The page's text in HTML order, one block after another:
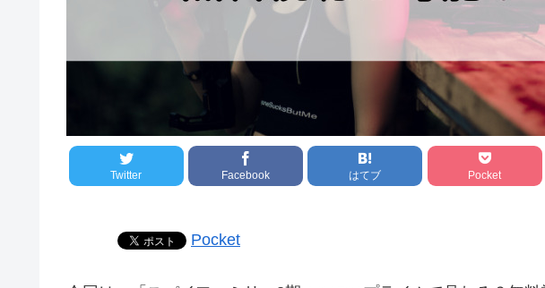
Twitter Facebook はてブ Pocket
Pocket